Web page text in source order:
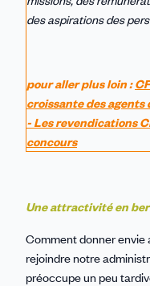
des aspirations des
pour aller plus loin :
croissante des agents
- Les revendications
concours
Une attractivité en
Comment donner envie
rejoindre notre
préoccupe un peu